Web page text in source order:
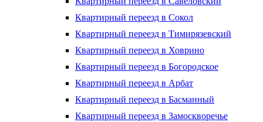
Квартирный переезд в Сокол
Квартирный переезд в Тимирязевский
Квартирный переезд в Ховрино
Квартирный переезд в Богородское
Квартирный переезд в Арбат
Квартирный переезд в Басманный
Квартирный переезд в Замоскворечье